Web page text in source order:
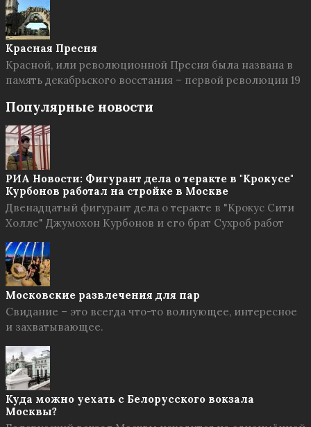
Красная Пресня
Красной, или революционной Пресня была названа в
память декабрьского восстания – первой революции 19
Популярные новости
РИА Новости: Фигурант дела о теракте в "Крокусе"
Курбонов работал на стройке в Москве
Двенадцатый фигурант дела о теракте в "Крокус Сити
Холле" Джумохон Курбонов и его брат Сухроб работ
Московские развлечения для пар
Свидание – это всегда что-то волнующее, интересное
и захватывающее.
Куда можно уехать с Белорусского вокзала
Москвы?